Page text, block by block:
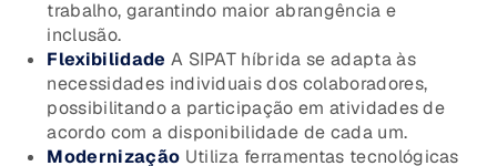
trabalho, garantindo maior abrangência e
inclusão.
Flexibilidade A SIPAT híbrida se adapta às
necessidades individuais dos colaboradores,
possibilitando a participação em atividades de
acordo com a disponibilidade de cada um.
Modernização Utiliza ferramentas tecnológicas